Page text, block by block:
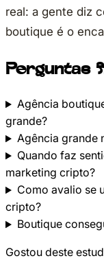
real: a gente diz
boutique é o
Perguntas
Agência
grande?
Agência grande
Quando faz
marketing cripto?
Como avalio se
cripto?
Boutique
Gostou deste